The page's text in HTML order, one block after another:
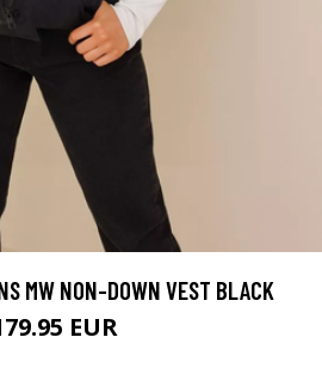
MW NON-DOWN VEST BLACK
EUR